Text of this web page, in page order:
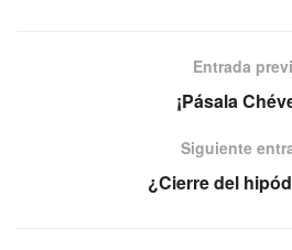
Entrada
¡Pásala
Siguiente
¿Cierre del